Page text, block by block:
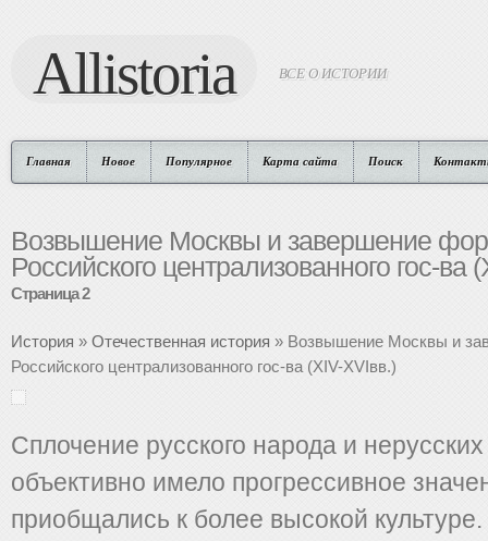
Allistoria ВСЕ О ИСТОРИИ
Главная Новое Популярное Карта сайта Поиск
Возвышение Москвы и завершение
Российского централизованного гос-ва
Страница 2
История » Отечественная история » Возвышение Москвы и
Российского централизованного гос-ва (XIV-XVIвв.)
Сплочение русского народа и
объективно имело прогрессивное
приобщались к более высокой